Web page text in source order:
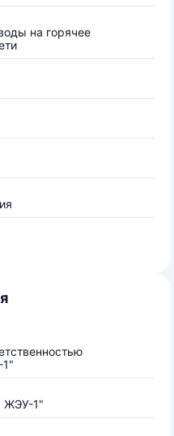
на горячее
ЖЭУ-1"